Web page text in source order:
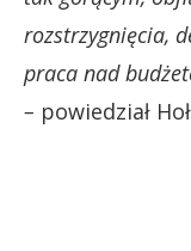
rozstrzygnięcia,
praca nad
– powiedział